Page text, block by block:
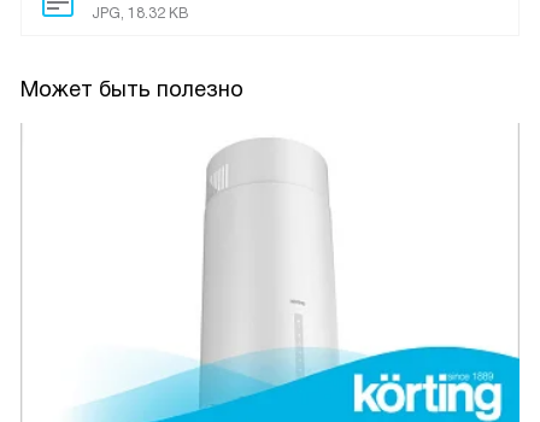
JPG, 18.32 KB
Может быть полезно